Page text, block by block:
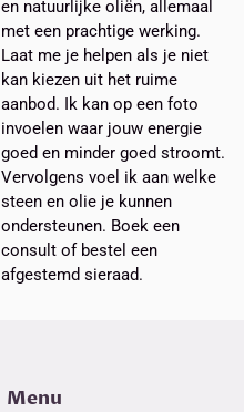
en natuurlijke oliën, allemaal
met een prachtige werking.
Laat me je helpen als je niet
kan kiezen uit het ruime
aanbod. Ik kan op een foto
invoelen waar jouw energie
goed en minder goed stroomt.
Vervolgens voel ik aan welke
steen en olie je kunnen
ondersteunen. Boek een
consult of bestel een
afgestemd sieraad.
Menu